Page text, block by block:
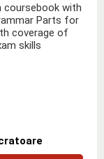
coursebook with
Parts for
coverage of
skills